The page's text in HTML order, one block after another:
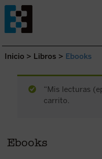
Saltar al contenido.
Inicio > Libros > Ebooks
“Mis lecturas
carrito.
Ebooks